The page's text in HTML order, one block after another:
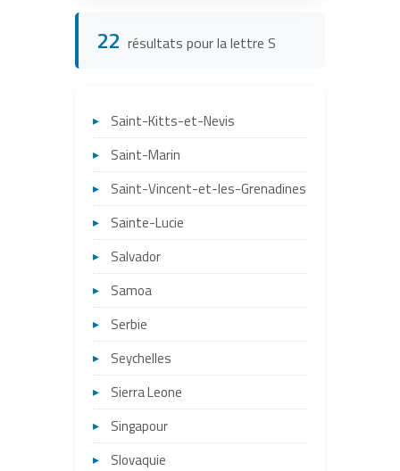
22 résultats pour la lettre S
Saint-Kitts-et-Nevis
Saint-Marin
Saint-Vincent-et-les-Grenadines
Sainte-Lucie
Salvador
Samoa
Serbie
Seychelles
Sierra Leone
Singapour
Slovaquie